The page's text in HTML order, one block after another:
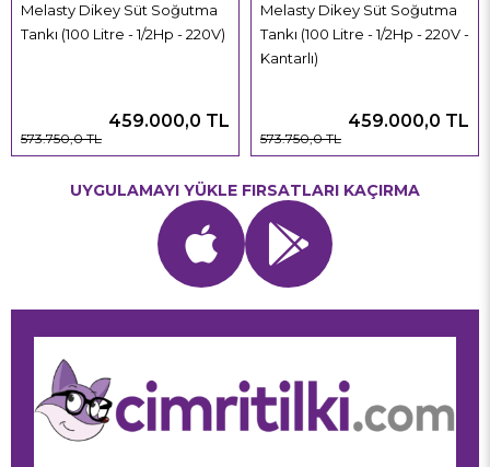
Melasty Dikey Süt Soğutma
Tankı (100 Litre - 1/2Hp - 220V)
459.000,0 TL
573.750,0 TL
Melasty Dikey Süt Soğutma
Tankı (100 Litre - 1/2Hp - 220V -
Kantarlı)
459.000,0 TL
573.750,0 TL
UYGULAMAYI YÜKLE FIRSATLARI KAÇIRMA